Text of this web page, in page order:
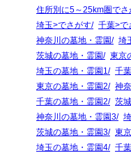
住所別に5～25km圏でさ
埼玉>でさがす
千葉>で
神奈川の墓地・霊園
埼
茨城の墓地・霊園
東京
埼玉の墓地・霊園1
千
東京の墓地・霊園2
神
千葉の墓地・霊園2
茨
神奈川の墓地・霊園3
茨城の墓地・霊園3
東
埼玉の墓地・霊園4
千